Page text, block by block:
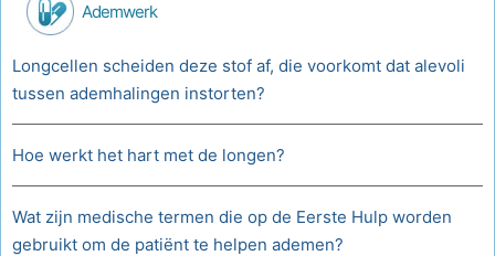
Ademwerk
Longcellen scheiden deze stof af, die voorkomt dat alevoli
tussen ademhalingen instorten?
Hoe werkt het hart met de longen?
Wat zijn medische termen die op de Eerste Hulp worden
gebruikt om de patiënt te helpen ademen?